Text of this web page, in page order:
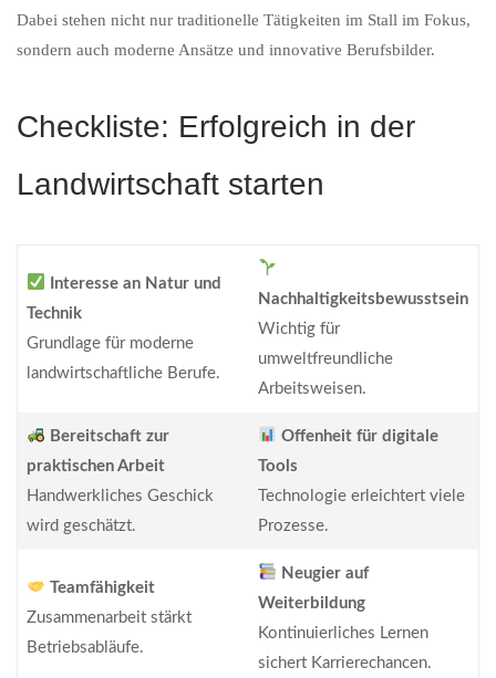
Dabei stehen nicht nur traditionelle Tätigkeiten im Stall im Fokus,
sondern auch moderne Ansätze und innovative Berufsbilder.
Checkliste: Erfolgreich in der
Landwirtschaft starten
Interesse an Natur und
Technik
Grundlage für moderne
landwirtschaftliche Berufe.
Nachhaltigkeitsbewusstsein
Wichtig für
umweltfreundliche
Arbeitsweisen.
Bereitschaft zur
praktischen Arbeit
Handwerkliches Geschick
wird geschätzt.
Offenheit für digitale
Tools
Technologie erleichtert viele
Prozesse.
Teamfähigkeit
Zusammenarbeit stärkt
Betriebsabläufe.
Neugier auf
Weiterbildung
Kontinuierliches Lernen
sichert Karrierechancen.